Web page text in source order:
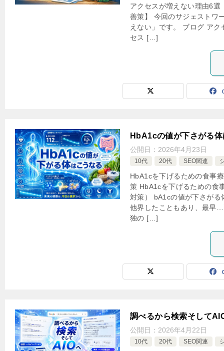
アクセスが増えない理由6
善策】 今回のサジェストワ
えない」です。 ブログ ア
セス […]
HbA1cの値が下さがる
公開日： 2026年4月23日
10代 20代 SEO関連
HbA1cを下げるための食事
策 HbA1cを下げるための食
対策） bA1cの値が下さが
他界したこともあり、最早
独の […]
調べるから検索そして
公開日： 2026年4月22日
10代 20代 SEO関連